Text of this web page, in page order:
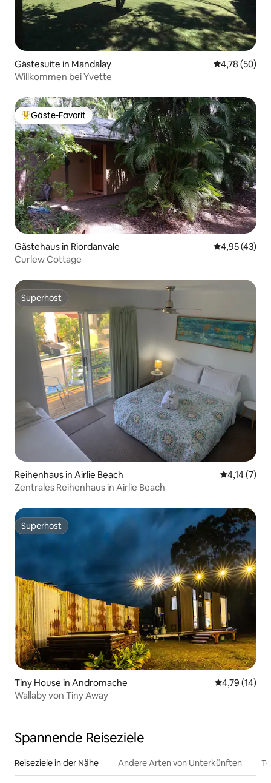
Gästesuite in Mandalay
4,78 (50)
Willkommen bei Yvette
Beliebter Gäste-Favorit.
Gäste-Favorit
Gästehaus in Riordanvale
4,95 (43)
Curlew Cottage
Superhost
Superhost
Reihenhaus in Airlie Beach
4,14 (7)
Zentrales Reihenhaus in Airlie Beach
Superhost
Superhost
Tiny House in Andromache
4,79 (14)
Wallaby von Tiny Away
Spannende Reiseziele
Reiseziele in der Nähe Andere Arten von Unterkünften